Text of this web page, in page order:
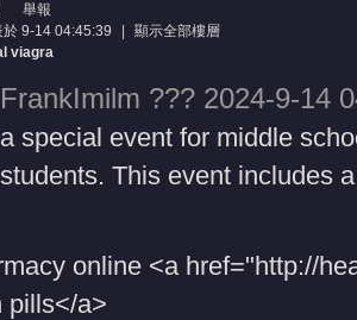
舉報
於 9-14 04:45:39
顯示全部樓層
viagra
FrankImilm ??? 2024-9-14
a special event for middle
students. This event includes
online <a href="http://
pills</a>